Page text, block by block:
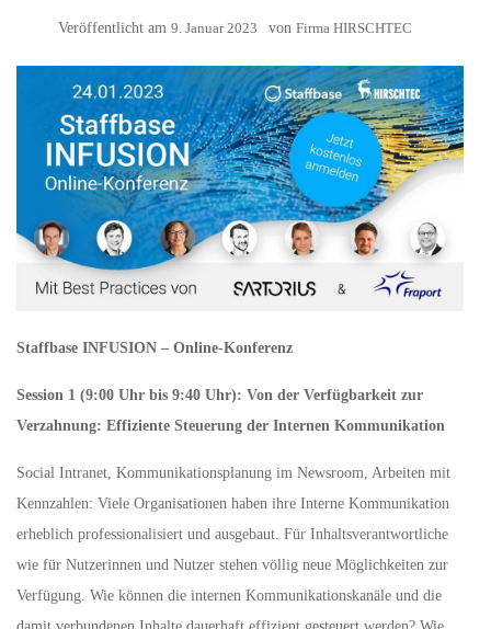
Veröffentlicht am 9. Januar 2023 von Firma HIRSCHTEC
Staffbase INFUSION – Online-Konferenz
Session 1 (9:00 Uhr bis 9:40 Uhr): Von der Verfügbarkeit zur
Verzahnung: Effiziente Steuerung der Internen Kommunikation
Social Intranet, Kommunikationsplanung im Newsroom, Arbeiten mit
Kennzahlen: Viele Organisationen haben ihre Interne Kommunikation
erheblich professionalisiert und ausgebaut. Für Inhaltsverantwortliche
wie für Nutzerinnen und Nutzer stehen völlig neue Möglichkeiten zur
Verfügung. Wie können die internen Kommunikationskanäle und die